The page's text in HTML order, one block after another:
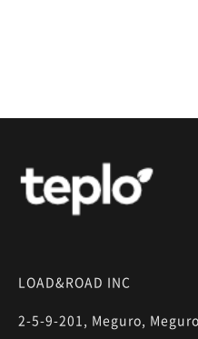
LOAD&ROAD INC
2-5-9-201, Meguro,